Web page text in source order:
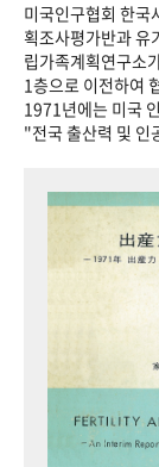
미국인구협회 한국
획조사평가반과 유
립가족계획연구소
1층으로 이전하여
1971년에는 미국
"전국 출산력 및 인